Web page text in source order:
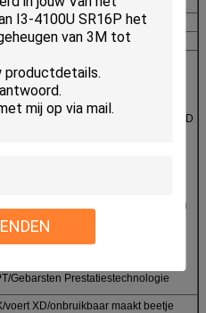
instructies
het Stromen SIMD Uitbreidingen
het Stromen SIMD Uitbreidingen 2
het Stromen SIMD Uitbreidingen 3
Supplementaire het Stromen SIMD
Veilige Hash-algoritmeuitbreidingen
Extended memory 64
Intel 64
x/Virtualisatie technologie
Gebarsten Prestatiestechnologie
voert XD/onbruikbaar maakt beetje